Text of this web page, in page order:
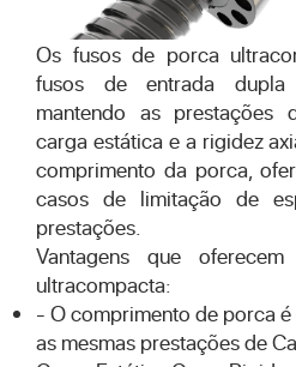
Os fusos de porca
fusos de entrada
mantendo as prestações
carga estática e a rigidez
comprimento da porca,
casos de limitação de
prestações.
Vantagens que
ultracompacta:
- O comprimento de porca
as mesmas prestações de